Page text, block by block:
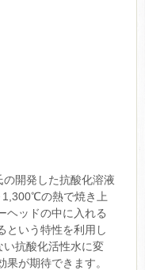
の開発した抗酸化溶液
1,300℃の熱で焼き上
ヘッドの中に入れる
という特性を利用し
抗酸化活性水に変
が期待できます。